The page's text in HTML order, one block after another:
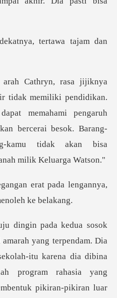
tertawa
kan.
memahami pengaruh
bercerai besok. Bar
at pada lengannya,
am. Dia
itu karena dia dibina
program rahasi